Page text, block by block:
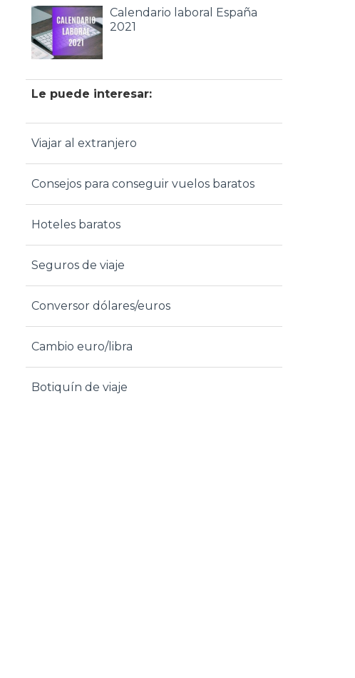
Calendario laboral España
2021
Le puede interesar:
Viajar al extranjero
Consejos para conseguir vuelos baratos
Hoteles baratos
Seguros de viaje
Conversor dólares/euros
Cambio euro/libra
Botiquín de viaje